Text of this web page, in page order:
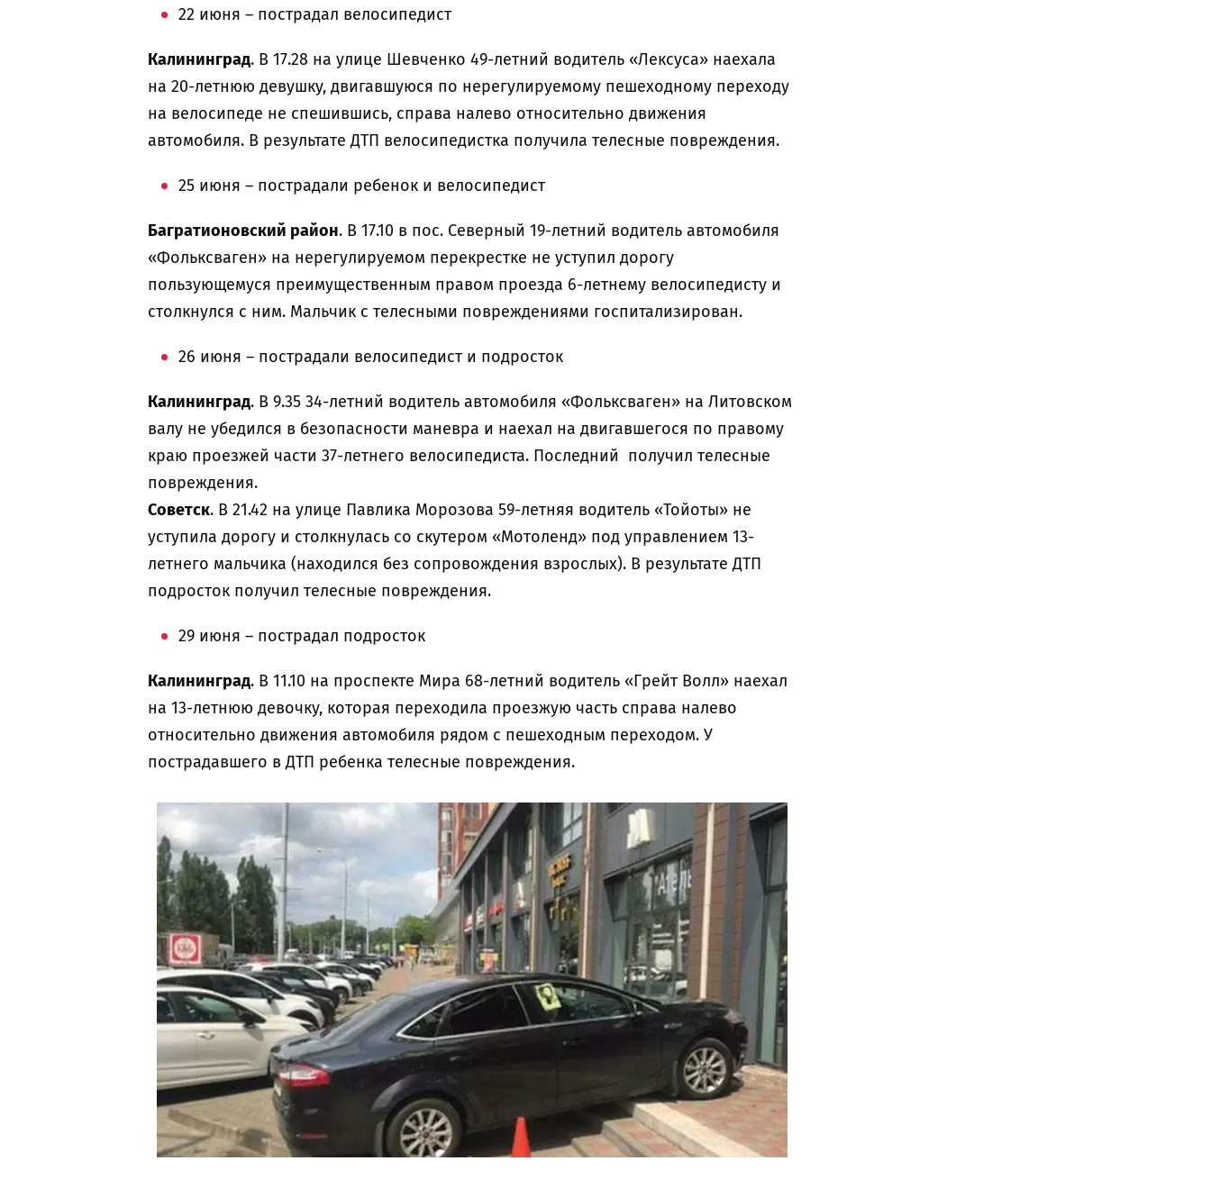
22 июня – пострадал велосипедист
Калининград. В 17.28 на улице Шевченко 49-летний водитель «Лексуса» наехала
на 20-летнюю девушку, двигавшуюся по нерегулируемому пешеходному переходу
на велосипеде не спешившись, справа налево относительно движения
автомобиля. В результате ДТП велосипедистка получила телесные повреждения.
25 июня – пострадали ребенок и велосипедист
Багратионовский район. В 17.10 в пос. Северный 19-летний водитель автомобиля
«Фольксваген» на нерегулируемом перекрестке не уступил дорогу
пользующемуся преимущественным правом проезда 6-летнему велосипедисту и
столкнулся с ним. Мальчик с телесными повреждениями госпитализирован.
26 июня – пострадали велосипедист и подросток
Калининград. В 9.35 34-летний водитель автомобиля «Фольксваген» на Литовском
валу не убедился в безопасности маневра и наехал на двигавшегося по правому
краю проезжей части 37-летнего велосипедиста. Последний получил телесные
повреждения.
Советск. В 21.42 на улице Павлика Морозова 59-летняя водитель «Тойоты» не
уступила дорогу и столкнулась со скутером «Мотоленд» под управлением 13-
летнего мальчика (находился без сопровождения взрослых). В результате ДТП
подросток получил телесные повреждения.
29 июня – пострадал подросток
Калининград. В 11.10 на проспекте Мира 68-летний водитель «Грейт Волл» наехал
на 13-летнюю девочку, которая переходила проезжую часть справа налево
относительно движения автомобиля рядом с пешеходным переходом. У
пострадавшего в ДТП ребенка телесные повреждения.